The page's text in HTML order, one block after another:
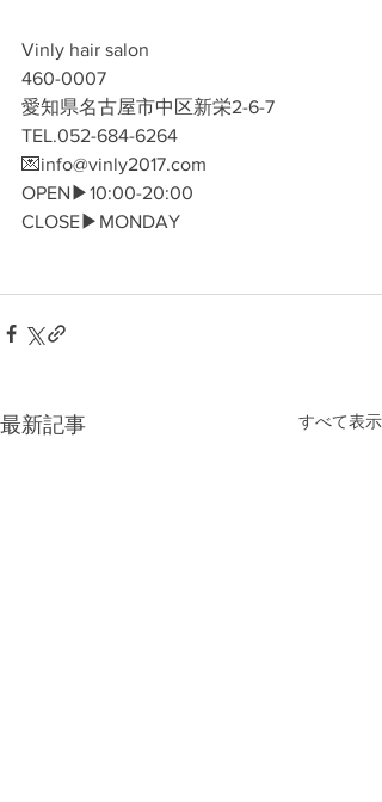
Vinly hair salon
460-0007
愛知県名古屋市中区新栄2-6-7
TEL.052-684-6264
💌info@vinly2017.com
​OPEN▶︎10:00-20:00
CLOSE▶︎MONDAY
最新記事 すべて表示